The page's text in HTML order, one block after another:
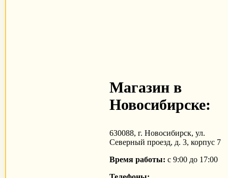
Магазин в
Новосибирске:
630088, г. Новосибирск, ул.
Северный проезд, д. 3, корпус 7
Время работы: с 9:00 до 17:00